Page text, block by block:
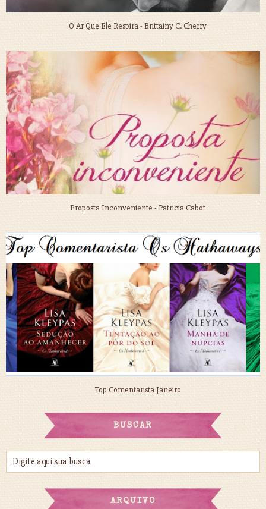
O Ar Que Ele Respira - Brittainy C. Cherry
Proposta Inconveniente - Patricia Cabot
Top Comentarista Janeiro
BUSCAR
ARQUIVO